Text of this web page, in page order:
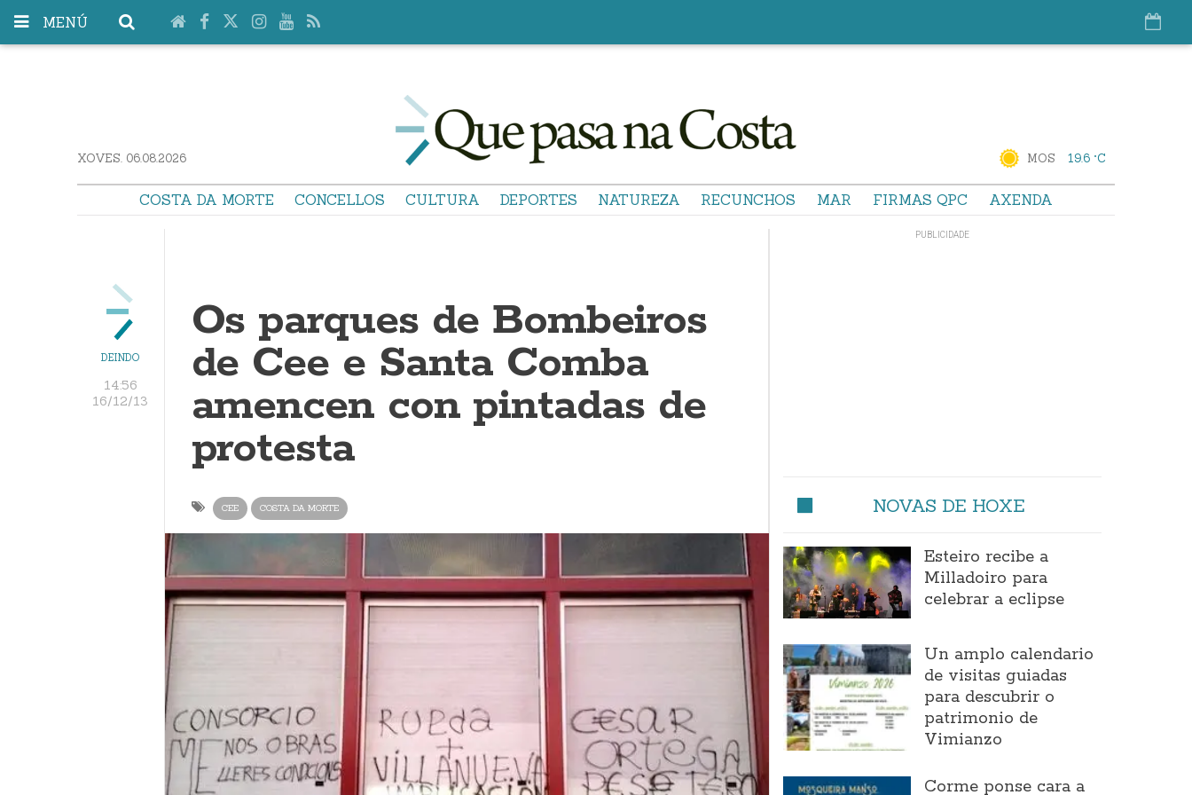
MENÚ
XOVES. 06.08.2026 MOS 19.6 °C
COSTA DA MORTE CONCELLOS CULTURA DEPORTES NATUREZA RECUNCHOS MAR FIRMAS QPC AXENDA
DEINDO
14:56
16/12/13
Os parques de Bombeiros
de Cee e Santa Comba
amencen con pintadas de
protesta
CEE COSTA DA MORTE NOVAS DE HOXE
Esteiro recibe a
Milladoiro para
celebrar a eclipse
Un amplo calendario
de visitas guiadas
para descubrir o
patrimonio de
Vimianzo
Corme ponse cara a